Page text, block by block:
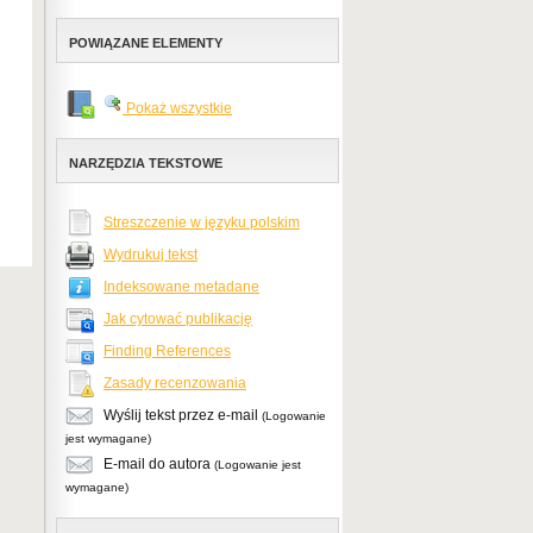
POWIĄZANE ELEMENTY
Pokaż wszystkie
NARZĘDZIA TEKSTOWE
Streszczenie w języku polskim
Wydrukuj tekst
Indeksowane metadane
Jak cytować publikację
Finding References
Zasady recenzowania
Wyślij tekst przez e-mail
(Logowanie
jest wymagane)
E-mail do autora (Logowanie jest
wymagane)